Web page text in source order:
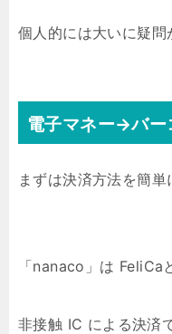
個人的には大いに疑問
電子マネー→バー
まずは決済方法を簡単
「nanaco」は FeliCa
非接触 IC による決済で